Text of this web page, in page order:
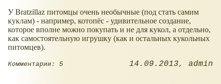
У Bratzillaz питомцы очень необычные (под стать самим
куклам) - например, котопёс - удивительное создание,
которое вполне можно покупать и не для кукол, а отдельно,
как самостоятельную игрушку (как и остальных кукольных
питомцев).
Комментарии: 5 14.09.2013 admin